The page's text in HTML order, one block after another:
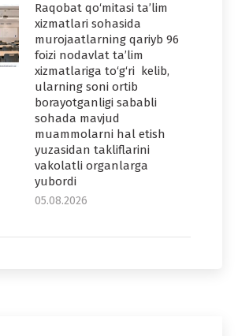
Raqobat qo‘mitasi ta’lim
xizmatlari sohasida
murojaatlarning qariyb 96
foizi nodavlat ta’lim
xizmatlariga to‘g‘ri kelib,
ularning soni ortib
borayotganligi sababli
sohada mavjud
muammolarni hal etish
yuzasidan takliflarini
vakolatli organlarga
yubordi
05.08.2026